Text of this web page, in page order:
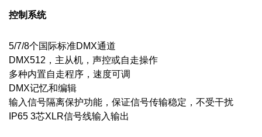
控制系统
5/7/8个国际标准DMX通道
DMX512，主从机，声控或自走操作
多种内置自走程序，速度可调
DMX记忆和编辑
输入信号隔离保护功能，保证信号传输稳定，不受干扰
IP65 3芯XLR信号线输入输出